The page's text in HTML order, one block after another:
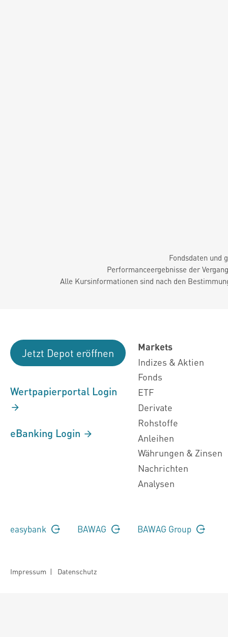
Fondsdaten und
Performanceergebnisse der
Alle Kursinformationen sind nach den
Jetzt Depot eröffnen
Wertpapierportal Login
eBanking Login
Markets
Indizes & Aktien
Fonds
ETF
Derivate
Rohstoffe
Anleihen
Währungen & Zinsen
Nachrichten
Analysen
easybank BAWAG BAWAG Group
Impressum | Datenschutz